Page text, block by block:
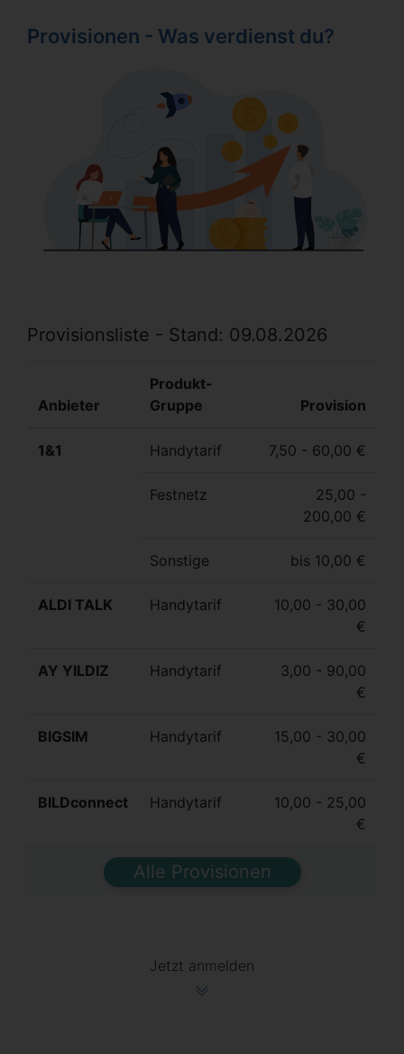
Provisionen - Was verdienst du?
Provisionsliste - Stand: 09.08.2026
Anbieter
Produkt-
Gruppe
Provision
1&1 Handytarif 7,50 - 60,00 €
Festnetz
25,00 -
200,00 €
Sonstige bis 10,00 €
ALDI TALK Handytarif
10,00 - 30,00
€
AY YILDIZ Handytarif
3,00 - 90,00
€
BIGSIM Handytarif
15,00 - 30,00
€
BILDconnect Handytarif
10,00 - 25,00
€
Alle Provisionen
Jetzt anmelden